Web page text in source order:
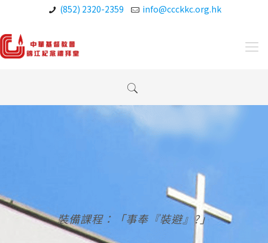
(852) 2320-2359 info@ccckkc.org.hk
裝備課程：「事奉『裝避』?」